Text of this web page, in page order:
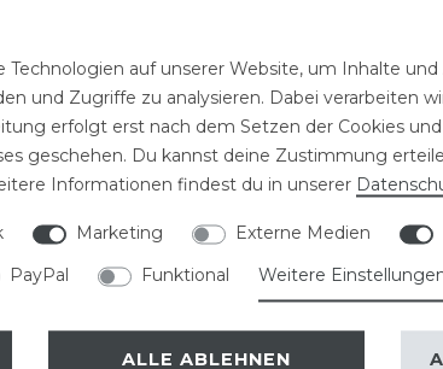
auf unserer Website, um Inhalte
und Zugriffe zu analysieren. Dabei verarbeiten
erfolgt erst nach dem Setzen der Cookies
geschehen. Du kannst deine Zustimmung
Informationen findest du in unserer
Marketing Externe Medien
PayPal
Funktional Weitere
ALLE ABLEHNEN